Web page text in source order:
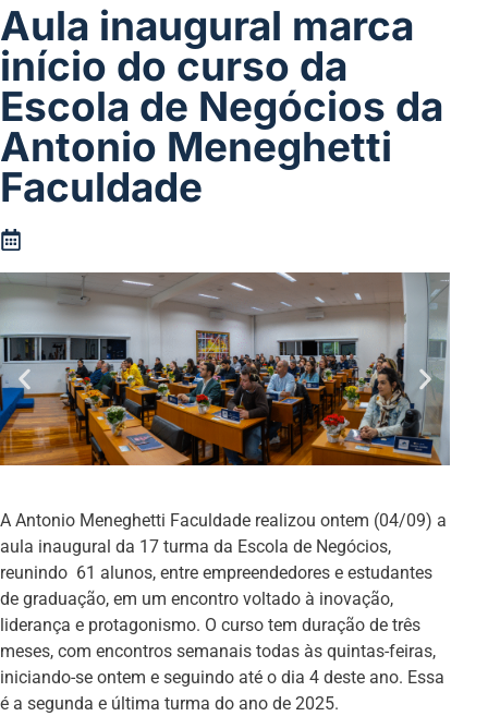
Aula inaugural marca
início do curso da
Escola de Negócios da
Antonio Meneghetti
Faculdade
A Antonio Meneghetti Faculdade realizou ontem (04/09) a
aula inaugural da 17 turma da Escola de Negócios,
reunindo 61 alunos, entre empreendedores e estudantes
de graduação, em um encontro voltado à inovação,
liderança e protagonismo. O curso tem duração de três
meses, com encontros semanais todas às quintas-feiras,
iniciando-se ontem e seguindo até o dia 4 deste ano. Essa
é a segunda e última turma do ano de 2025.